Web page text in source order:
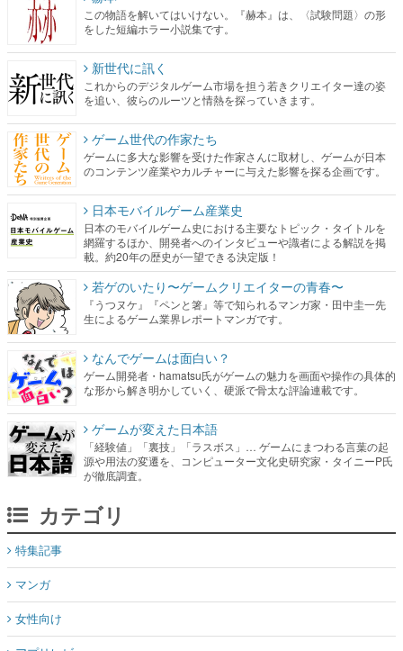
この物語を解いてはいけない。『赫本』は、〈試験問題〉の形
をした短編ホラー小説集です。
新世代に訊く
これからのデジタルゲーム市場を担う若きクリエイター達の姿
を追い、彼らのルーツと情熱を探っていきます。
ゲーム世代の作家たち
ゲームに多大な影響を受けた作家さんに取材し、ゲームが日本
のコンテンツ産業やカルチャーに与えた影響を探る企画です。
日本モバイルゲーム産業史
日本のモバイルゲーム史における主要なトピック・タイトルを
網羅するほか、開発者へのインタビューや識者による解説を掲
載。約20年の歴史が一望できる決定版！
若ゲのいたり〜ゲームクリエイターの青春〜
『うつヌケ』『ペンと箸』等で知られるマンガ家・田中圭一先
生によるゲーム業界レポートマンガです。
なんでゲームは面白い？
ゲーム開発者・hamatsu氏がゲームの魅力を画面や操作の具体的
な形から解き明かしていく、硬派で骨太な評論連載です。
ゲームが変えた日本語
「経験値」「裏技」「ラスボス」… ゲームにまつわる言葉の起
源や用法の変遷を、コンピューター文化史研究家・タイニーP氏
が徹底調査。
カテゴリ
特集記事
マンガ
女性向け